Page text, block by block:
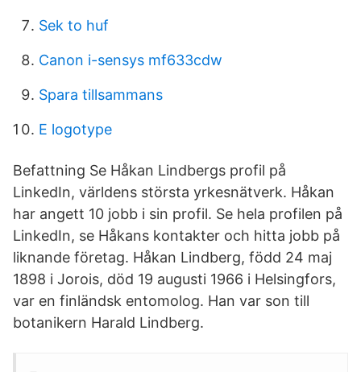
Sek to huf
Canon i-sensys mf633cdw
Spara tillsammans
E logotype
Befattning Se Håkan Lindbergs profil på
LinkedIn, världens största yrkesnätverk. Håkan
har angett 10 jobb i sin profil. Se hela profilen på
LinkedIn, se Håkans kontakter och hitta jobb på
liknande företag. Håkan Lindberg, född 24 maj
1898 i Jorois, död 19 augusti 1966 i Helsingfors,
var en finländsk entomolog. Han var son till
botanikern Harald Lindberg.